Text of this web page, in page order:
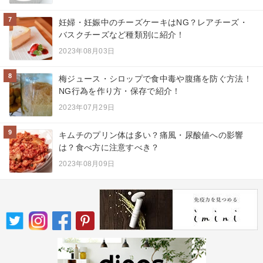
7
妊婦・妊娠中のチーズケーキはNG？レアチーズ・
バスクチーズなど種類別に紹介！
2023年08月03日
8
梅ジュース・シロップで食中毒や腹痛を防ぐ方法！
NG行為を作り方・保存で紹介！
2023年07月29日
9
キムチのプリン体は多い？痛風・尿酸値への影響
は？食べ方に注意すべき？
2023年08月09日